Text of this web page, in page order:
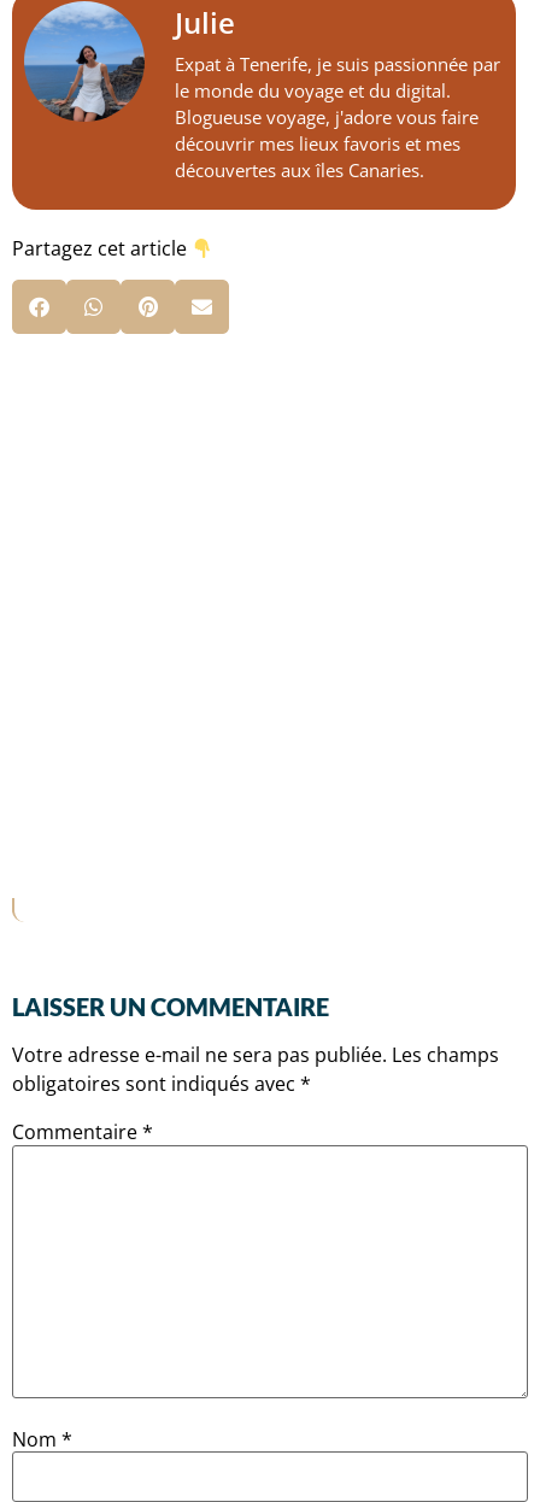
Julie
Expat à Tenerife, je suis passionnée par
le monde du voyage et du digital.
Blogueuse voyage, j'adore vous faire
découvrir mes lieux favoris et mes
découvertes aux îles Canaries.
Partagez cet article
LAISSER UN COMMENTAIRE
Votre adresse e-mail ne sera pas publiée. Les champs
obligatoires sont indiqués avec *
Commentaire*
Nom *